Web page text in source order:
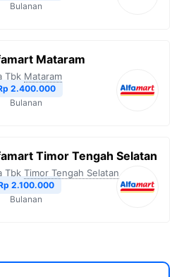
Bulanan
Mataram
Tbk Mataram
2.400.000
Bulanan
Timor Tengah Selatan
Tbk Timor Tengah Selatan
2.100.000
Bulanan